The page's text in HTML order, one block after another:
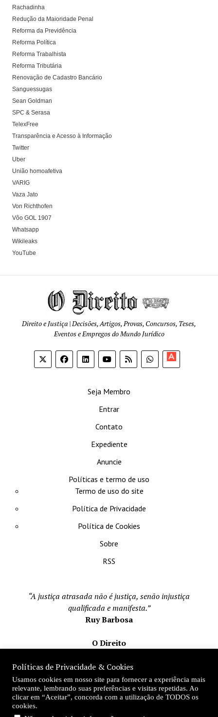
Rachadinha
Redução da Maioridade Penal
Reforma da Previdência
Reforma Política
Reforma Trabalhista
Reforma Tributária
Renovação de Cadastro Bancário
Sanguessugas
Sean Goldman
SPC & Serasa
TelexFree
Transparência e Acesso à Informação
Twitter
Uber
União homoafetiva
VARIG
Vaza Jato
Von Richthofen
Vôo GOL 1907
Whatsapp
Wikileaks
YouTube
Direito e Justiça | Decisões, Artigos, Provas, Concursos, Teses,
Eventos e Empregos do Mundo Jurídico
Seja Membro
Entrar
Contato
Expediente
Anuncie
Políticas e termo de uso
Termo de uso do site
Política de Privacidade
Política de Cookies
Sobre
RSS
“A justiça atrasada não é justiça, senão injustiça
qualificada e manifesta.”
Ruy Barbosa
O Direito
Mateus Matos
Fundador e Editor-Chefe
Desde 1996
Políticas de Privacidade & Cookies
Usamos cookies em nosso site para fornecer a experiência mais
relevante, lembrando suas preferências e visitas repetidas. Ao
clicar em “Aceitar”, concorda com a utilização de TODOS os
cookies.